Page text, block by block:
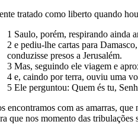
tratado como liberto quando
1 Saulo, porém, respirando ainda
2 e pediu-lhe cartas para
conduzisse presos a Jerusalém.
3 Mas, seguindo ele viagem e
4 e, caindo por terra, ouviu uma
5 Ele perguntou: Quem és tu,
encontramos com as amarras,
que nos momento das